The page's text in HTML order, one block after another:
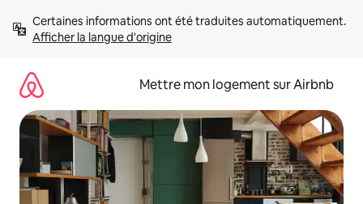
directement
Afficher la langue d'origine
Mettre mon logement sur Airbnb